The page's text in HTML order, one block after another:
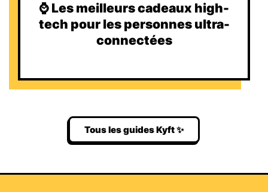
⌚️ Les meilleurs cadeaux high-
tech pour les personnes ultra-
connectées
Tous les guides Kyft ✨